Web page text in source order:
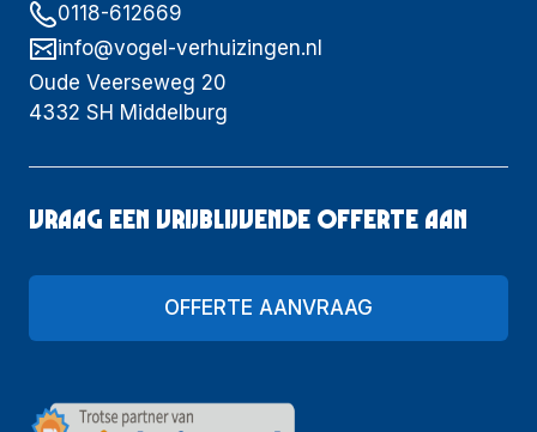
0118-612669
info@vogel-verhuizingen.nl
Oude Veerseweg 20
4332 SH Middelburg
Vraag een vrijblijvende offerte aan
OFFERTE AANVRAAG